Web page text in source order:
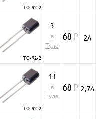
TO-92-2
TO-92-2
3
в
Туле
68 Р 2А
TO-92-2
11
в
Туле
68 Р 2,7А